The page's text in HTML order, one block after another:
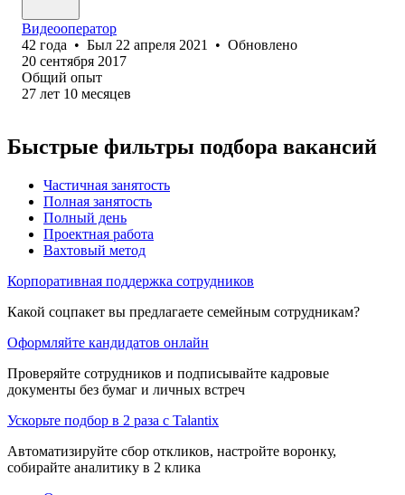
Видеооператор
42 года • Был 22 апреля 2021 • Обновлено
20 сентября 2017
Общий опыт
27 лет 10 месяцев
Быстрые фильтры подбора вакансий
Частичная занятость
Полная занятость
Полный день
Проектная работа
Вахтовый метод
Корпоративная поддержка сотрудников
Какой соцпакет вы предлагаете семейным сотрудникам?
Оформляйте кандидатов онлайн
Проверяйте сотрудников и подписывайте кадровые
документы без бумаг и личных встреч
Ускорьте подбор в 2 раза с Talantix
Автоматизируйте сбор откликов, настройте воронку,
собирайте аналитику в 2 клика